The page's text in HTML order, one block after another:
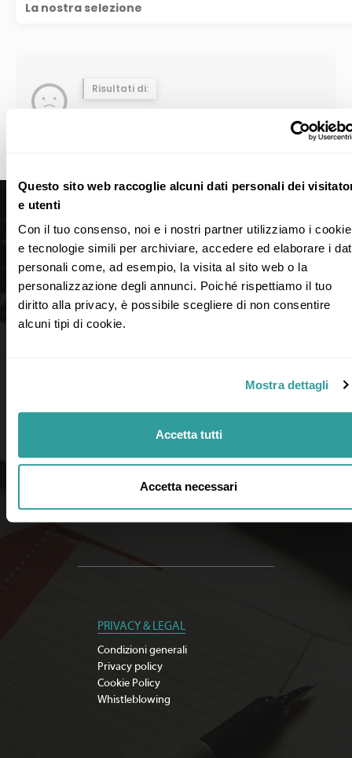
Questo sito web raccoglie alcuni dati personali dei
e utenti
Con il tuo consenso, noi e i nostri partner utilizziamo i cookie
e tecnologie simili per archiviare, accedere ed elaborare i
personali come, ad esempio, la visita al sito web o la
personalizzazione degli annunci. Poiché rispettiamo il tuo
diritto alla privacy, è possibile scegliere di non consentire
alcuni tipi di cookie.
Mostra dettagli
Accetta tutti
Accetta necessari
La nostra selezione
Risultati di:
Con questo criterio non è stata trovata
Documenti importanti
Iscriviti alla newsletter
Sostenibilità
PRIVACY & LEGAL
Condizioni generali
Privacy policy
Cookie Policy
Whistleblowing